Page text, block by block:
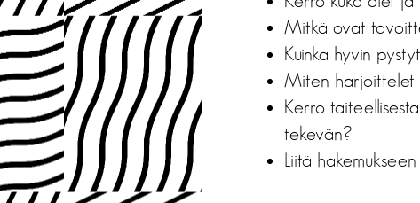
Mitkä ovat
Kuinka hyvin
Miten harjoittelet
Kerro
tekevän?
Liitä